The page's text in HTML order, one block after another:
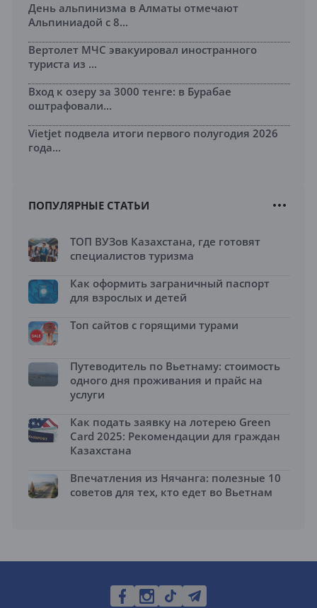
День альпинизма в Алматы отмечают
Альпиниадой с 8...
Вертолет МЧС эвакуировал иностранного
туриста из ...
Вход к озеру за 3000 тенге: в Бурабае
оштрафовали...
Vietjet подвела итоги первого полугодия 2026
года...
ПОПУЛЯРНЫЕ СТАТЬИ
ТОП ВУЗов Казахстана, где готовят
специалистов туризма
Как оформить заграничный паспорт
для взрослых и детей
Топ сайтов с горящими турами
Путеводитель по Вьетнаму: стоимость
одного дня проживания и прайс на
услуги
Как подать заявку на лотерею Green
Card 2025: Рекомендации для граждан
Казахстана
Впечатления из Нячанга: полезные 10
советов для тех, кто едет во Вьетнам